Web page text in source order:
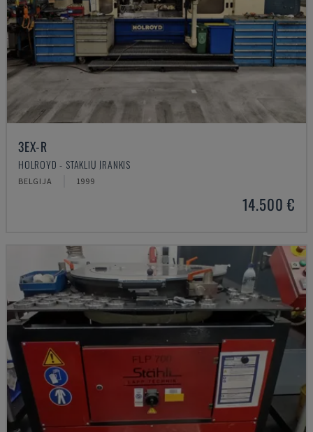
3EX-R
HOLROYD - STAKLIŲ ĮRANKIS
BELGIJA 1999
14.500 €